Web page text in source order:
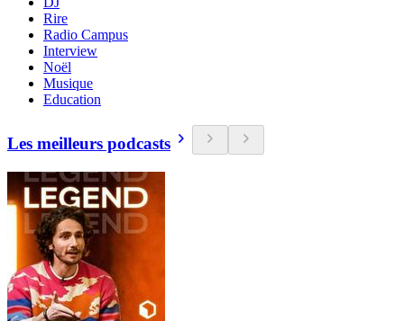
Rire
Radio Campus
Interview
Noël
Musique
Education
Les meilleurs podcasts